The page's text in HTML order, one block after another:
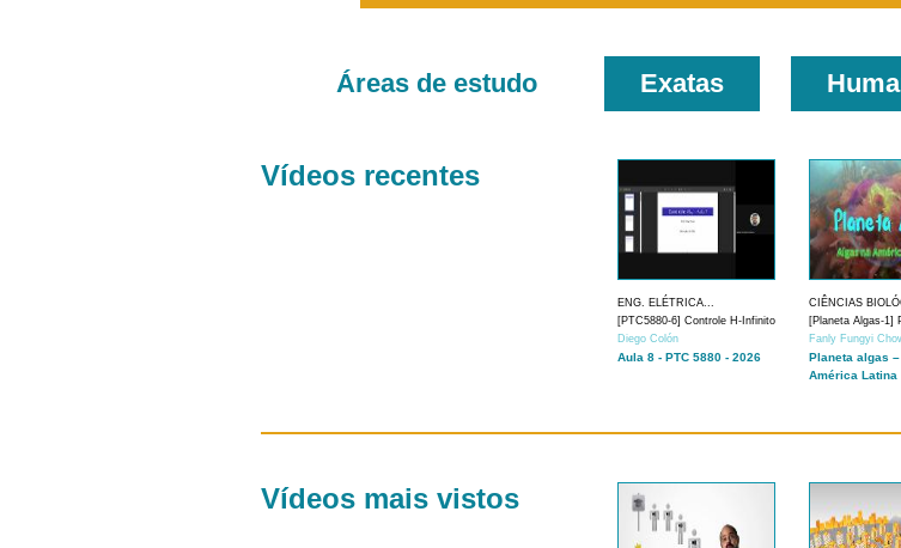
Áreas de estudo Exatas
Vídeos recentes
ENG. ELÉTRICA...
[PTC5880-6] Controle H-Infinito
Diego Colón
Aula 8 - PTC 5880 - 2026
CIÊNCIAS
[Planeta Algas-1]
Fanly Fungyi
Planeta algas
América Latina
Vídeos mais vistos